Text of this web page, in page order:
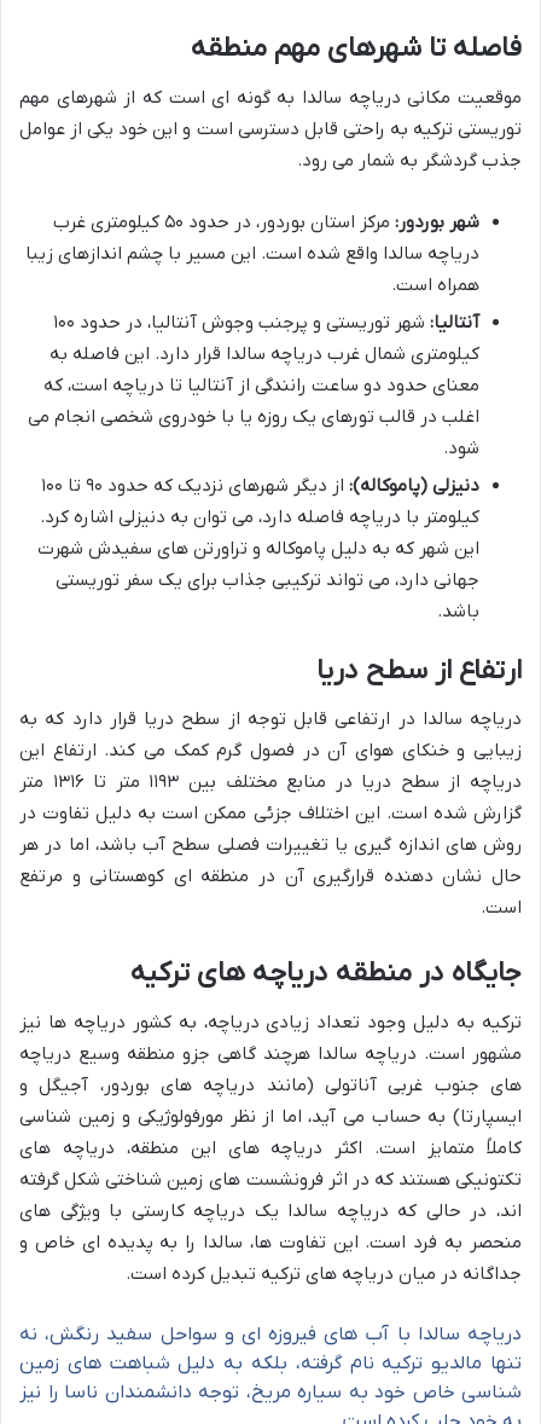
فاصله تا شهرهای مهم منطقه
موقعیت مکانی دریاچه سالدا به گونه ای است که از شهرهای مهم
توریستی ترکیه به راحتی قابل دسترسی است و این خود یکی از عوامل
جذب گردشگر به شمار می رود.
شهر بوردور:
مرکز استان بوردور، در حدود ۵۰ کیلومتری غرب
دریاچه سالدا واقع شده است. این مسیر با چشم اندازهای زیبا
همراه است.
آنتالیا:
شهر توریستی و پرجنب وجوش آنتالیا، در حدود ۱۰۰
کیلومتری شمال غرب دریاچه سالدا قرار دارد. این فاصله به
معنای حدود دو ساعت رانندگی از آنتالیا تا دریاچه است، که
اغلب در قالب تورهای یک روزه یا با خودروی شخصی انجام می
شود.
دنیزلی (پاموکاله):
از دیگر شهرهای نزدیک که حدود ۹۰ تا ۱۰۰
کیلومتر با دریاچه فاصله دارد، می توان به دنیزلی اشاره کرد.
این شهر که به دلیل پاموکاله و تراورتن های سفیدش شهرت
جهانی دارد، می تواند ترکیبی جذاب برای یک سفر توریستی
باشد.
ارتفاع از سطح دریا
دریاچه سالدا در ارتفاعی قابل توجه از سطح دریا قرار دارد که به
زیبایی و خنکای هوای آن در فصول گرم کمک می کند. ارتفاع این
دریاچه از سطح دریا در منابع مختلف بین ۱۱۹۳ متر تا ۱۳۱۶ متر
گزارش شده است. این اختلاف جزئی ممکن است به دلیل تفاوت در
روش های اندازه گیری یا تغییرات فصلی سطح آب باشد، اما در هر
حال نشان دهنده قرارگیری آن در منطقه ای کوهستانی و مرتفع
است.
جایگاه در منطقه دریاچه های ترکیه
ترکیه به دلیل وجود تعداد زیادی دریاچه، به کشور دریاچه ها نیز
مشهور است. دریاچه سالدا هرچند گاهی جزو منطقه وسیع دریاچه
های جنوب غربی آناتولی (مانند دریاچه های بوردور، آجیگل و
ایسپارتا) به حساب می آید، اما از نظر مورفولوژیکی و زمین شناسی
کاملاً متمایز است. اکثر دریاچه های این منطقه، دریاچه های
تکتونیکی هستند که در اثر فرونشست های زمین شناختی شکل گرفته
اند، در حالی که دریاچه سالدا یک دریاچه کارستی با ویژگی های
منحصر به فرد است. این تفاوت ها، سالدا را به پدیده ای خاص و
جداگانه در میان دریاچه های ترکیه تبدیل کرده است.
دریاچه سالدا با آب های فیروزه ای و سواحل سفید رنگش، نه
تنها مالدیو ترکیه نام گرفته، بلکه به دلیل شباهت های زمین
شناسی خاص خود به سیاره مریخ، توجه دانشمندان ناسا را نیز